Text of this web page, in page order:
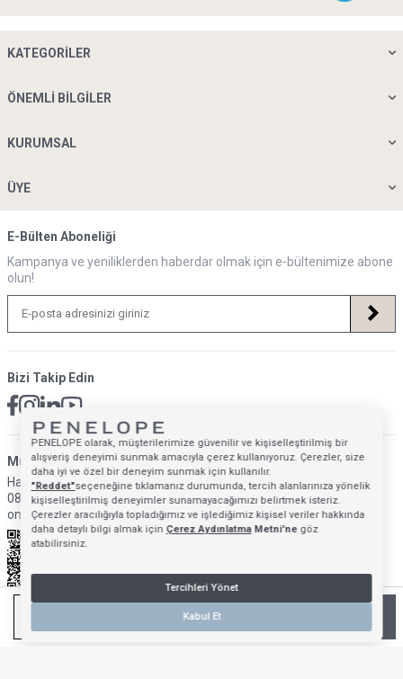
Anasayfa Mağazalarımız Favorilerim Giriş Yap Sepetim
SEPETE EKLE
KATEGORILER
ÖNEMLI BILGILER
KURUMSAL
ÜYE
E-Bülten Aboneliği
Kampanya ve yeniliklerden haberdar olmak için e-bültenimize abone
olun!
Bizi Takip Edin
Müsteri Hizmetleri İletişim Adresi
Hafta İçi: 09:00 - 18:00
0850 640 1993
onlinedestek@penelopebedroom.com
PENELOPE olarak, müşterilerimize güvenilir ve kişiselleştirilmiş bir
alışveriş deneyimi sunmak amacıyla çerez kullanıyoruz. Çerezler, size
daha iyi ve özel bir deneyim sunmak için kullanılır.
"Reddet"seçeneğine tıklamanız durumunda, tercih alanlarınıza yönelik
kişiselleştirilmiş deneyimler sunamayacağımızı belirtmek isteriz.
Çerezler aracılığıyla topladığımız ve işlediğimiz kişisel veriler hakkında
daha detaylı bilgi almak için Çerez AydınlatmaMetni'negöz
atabilirsiniz.
Tercihleri Yönet
Kabul Et